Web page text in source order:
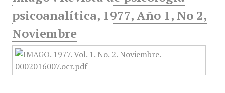
psicoanalítica, 1977, Año 1, No 2,
Noviembre